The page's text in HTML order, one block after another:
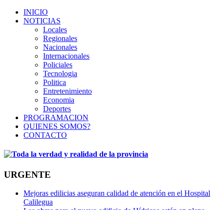
INICIO
NOTICIAS
Locales
Regionales
Nacionales
Internacionales
Policiales
Tecnologia
Politica
Entretenimiento
Economia
Deportes
PROGRAMACION
QUIENES SOMOS?
CONTACTO
URGENTE
Mejoras edilicias aseguran calidad de atención en el Hospital
Calilegua